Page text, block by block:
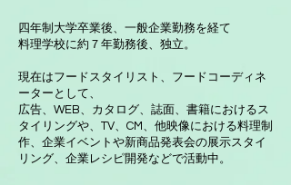
四年制大学卒業後、一般企業勤務を経て
料理学校に約７年勤務後、独立。
現在はフードスタイリスト、フードコーディネ
ーターとして、
広告、WEB、カタログ、誌面、書籍におけるス
タイリングや、TV、CM、他映像における料理制
作、企業イベントや新商品発表会の展示スタイ
リング、企業レシピ開発などで活動中。